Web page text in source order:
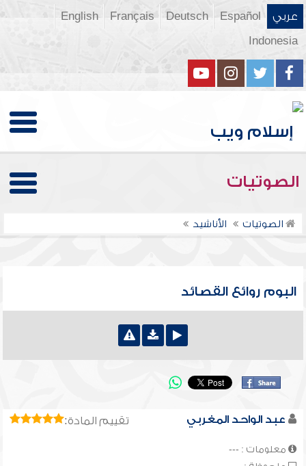
عربي Español
Deutsch
Français
English
Indonesia
الصوتيات
الصوتيات الأناشيد
البوم روائع القصائد
تقييم المادة: عبد الواحد المغربي
معلومات : ---